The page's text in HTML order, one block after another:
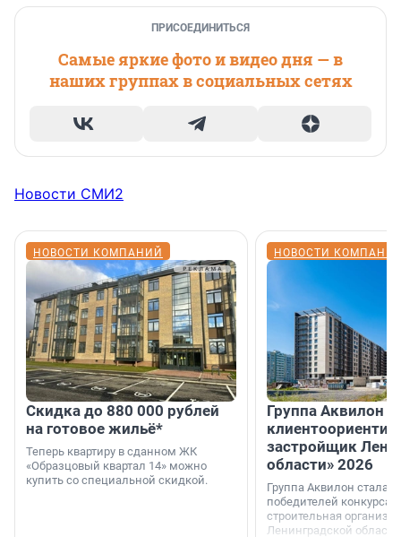
ПРИСОЕДИНИТЬСЯ
Самые яркие фото и видео дня — в
наших группах в социальных сетях
Новости СМИ2
НОВОСТИ КОМПАНИЙ
Скидка до 880 000 рублей
на готовое жильё*
Теперь квартиру в сданном ЖК
«Образцовый квартал 14» можно
купить со специальной скидкой.
НОВОСТИ
Группа Аквилон
застройщик
области» 2026
Группа Аквилон стала
победителей конкурса
строительная
Ленинградской области